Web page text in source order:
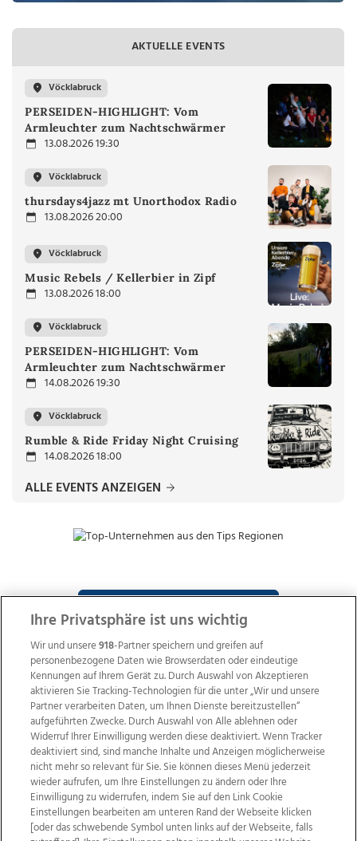
AKTUELLE EVENTS
Vöcklabruck
PERSEIDEN-HIGHLIGHT: Vom
Armleuchter zum Nachtschwärmer
13.08.2026 19:30
Vöcklabruck
thursdays4jazz mt Unorthodox Radio
13.08.2026 20:00
Vöcklabruck
Music Rebels / Kellerbier in Zipf
13.08.2026 18:00
Vöcklabruck
PERSEIDEN-HIGHLIGHT: Vom
Armleuchter zum Nachtschwärmer
14.08.2026 19:30
Vöcklabruck
Rumble & Ride Friday Night Cruising
14.08.2026 18:00
ALLE EVENTS ANZEIGEN
Wir über uns Mediadaten Kontakt
Jobs
Datenschutz
Impressum
AGB Anzeigekunden
Ihre Privatsphäre ist uns wichtig
Wir und unsere918-Partner speichern und greifen auf
personenbezogene Daten wie Browserdaten oder eindeutige
Kennungen auf Ihrem Gerät zu. Durch Auswahl von Akzeptieren
aktivieren Sie Tracking-Technologien für die unter „Wir und unsere
Partner verarbeiten Daten, um Ihnen Dienste bereitzustellen“
aufgeführten Zwecke. Durch Auswahl von Alle ablehnen oder
Widerruf Ihrer Einwilligung werden diese deaktiviert. Wenn Tracker
deaktiviert sind, sind manche Inhalte und Anzeigen möglicherweise
nicht mehr so relevant für Sie. Sie können dieses Menü jederzeit
wieder aufrufen, um Ihre Einstellungen zu ändern oder Ihre
Einwilligung zu widerrufen, indem Sie auf den Link Cookie
Einstellungen bearbeiten am unteren Rand der Webseite klicken
[oder das schwebende Symbol unten links auf der Webseite, falls